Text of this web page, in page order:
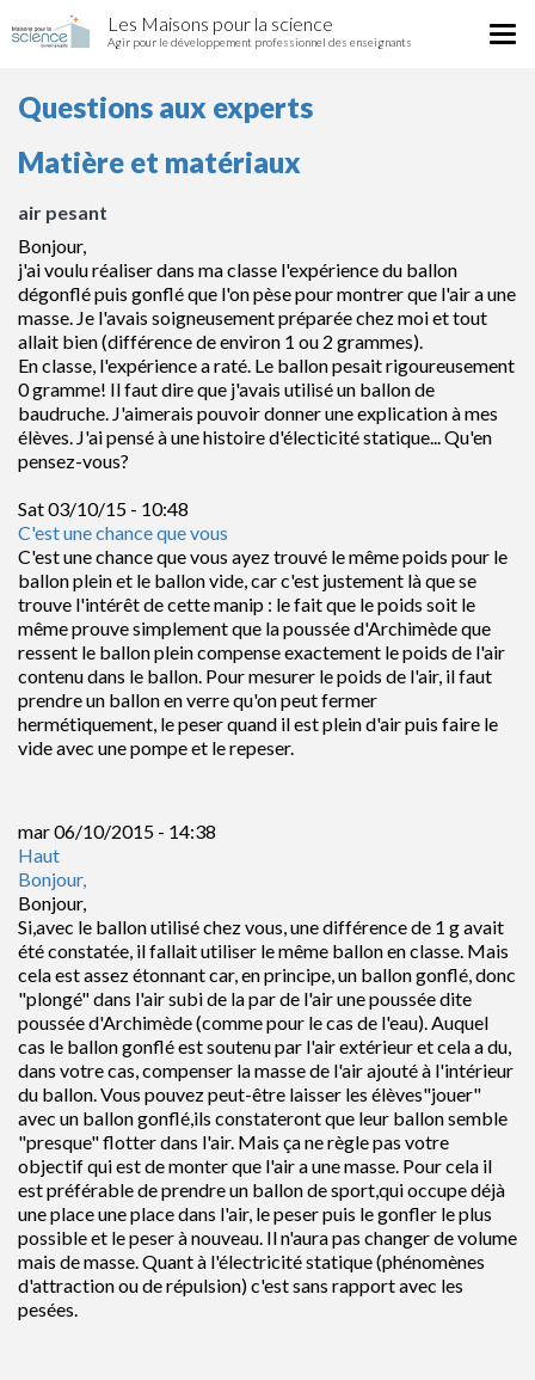
pesant
au
Les Maisons pour la science
Agir pour le développement professionnel des enseignants
Questions aux experts
Matière et matériaux
air pesant
Bonjour,
j'ai voulu réaliser dans ma classe l'expérience du ballon
dégonflé puis gonflé que l'on pèse pour montrer que l'air a une
masse. Je l'avais soigneusement préparée chez moi et tout
allait bien (différence de environ 1 ou 2 grammes).
En classe, l'expérience a raté. Le ballon pesait rigoureusement
0 gramme! Il faut dire que j'avais utilisé un ballon de
baudruche. J'aimerais pouvoir donner une explication à mes
élèves. J'ai pensé à une histoire d'électicité statique... Qu'en
pensez-vous?
Sat 03/10/15 - 10:48
C'est une chance que vous
C'est une chance que vous ayez trouvé le même poids pour le
ballon plein et le ballon vide, car c'est justement là que se
trouve l'intérêt de cette manip : le fait que le poids soit le
même prouve simplement que la poussée d'Archimède que
ressent le ballon plein compense exactement le poids de l'air
contenu dans le ballon. Pour mesurer le poids de l'air, il faut
prendre un ballon en verre qu'on peut fermer
hermétiquement, le peser quand il est plein d'air puis faire le
vide avec une pompe et le repeser.
mar 06/10/2015 - 14:38
Haut
Bonjour,
Bonjour,
Si,avec le ballon utilisé chez vous, une différence de 1 g avait
été constatée, il fallait utiliser le même ballon en classe. Mais
cela est assez étonnant car, en principe, un ballon gonflé, donc
"plongé" dans l'air subi de la par de l'air une poussée dite
poussée d'Archimède (comme pour le cas de l'eau). Auquel
cas le ballon gonflé est soutenu par l'air extérieur et cela a du,
dans votre cas, compenser la masse de l'air ajouté à l'intérieur
du ballon. Vous pouvez peut-être laisser les élèves"jouer"
avec un ballon gonflé,ils constateront que leur ballon semble
"presque" flotter dans l'air. Mais ça ne règle pas votre
objectif qui est de monter que l'air a une masse. Pour cela il
est préférable de prendre un ballon de sport,qui occupe déjà
une place une place dans l'air, le peser puis le gonfler le plus
possible et le peser à nouveau. Il n'aura pas changer de volume
mais de masse. Quant à l'électricité statique (phénomènes
d'attraction ou de répulsion) c'est sans rapport avec les
pesées.